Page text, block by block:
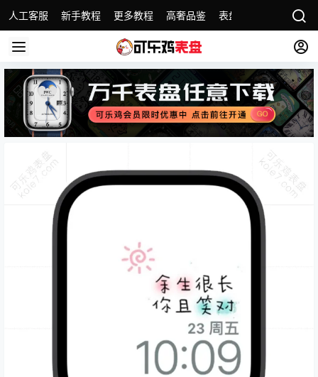
人工客服 新手教程 更多教程 高奢品鉴 表盘精选 名表故事